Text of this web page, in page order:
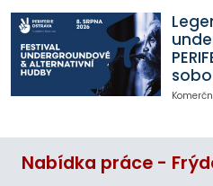
Nabídka práce -